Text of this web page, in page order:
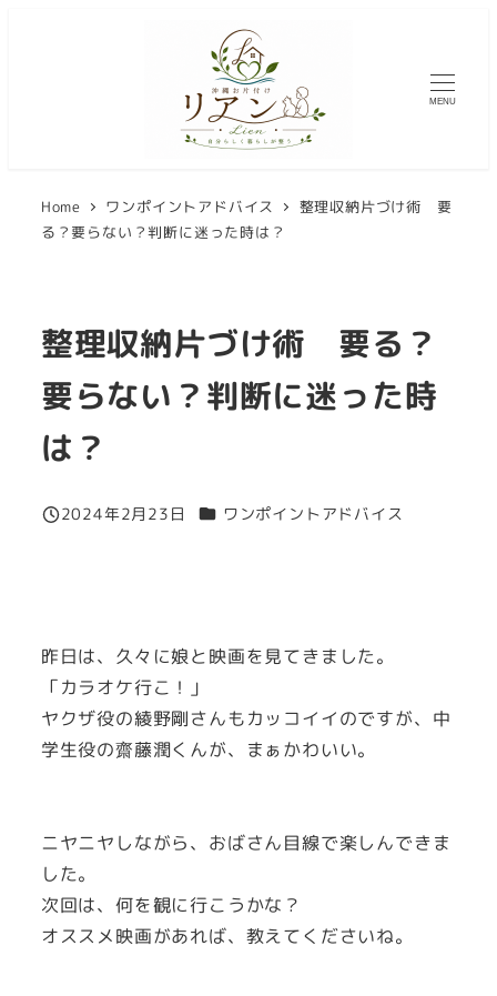
MENU
Home ワンポイントアドバイス
整理収納片づけ術 要
る？要らない？判断に迷った時は？
整理収納片づけ術 要る？
要らない？判断に迷った時
は？
投稿日
2024年2月23日 カテゴリー
ワンポイントアドバイス
昨日は、久々に娘と映画を見てきました。
「カラオケ行こ！」
ヤクザ役の綾野剛さんもカッコイイのですが、中
学生役の齋藤潤くんが、まぁかわいい。
ニヤニヤしながら、おばさん目線で楽しんできま
した。
次回は、何を観に行こうかな？
オススメ映画があれば、教えてくださいね。